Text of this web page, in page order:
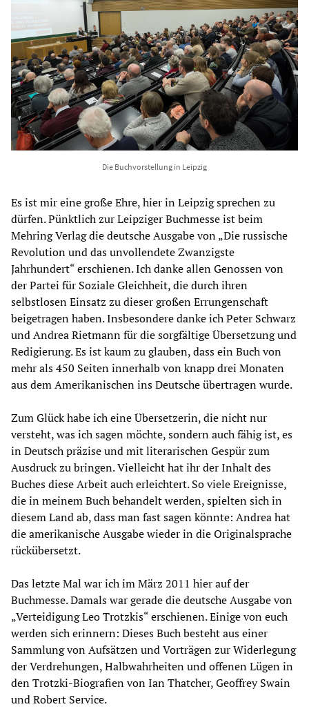
Die Buchvorstellung in Leipzig
Es ist mir eine große Ehre, hier in Leipzig sprechen zu
dürfen. Pünktlich zur Leipziger Buchmesse ist beim
Mehring Verlag die deutsche Ausgabe von „Die russische
Revolution und das unvollendete Zwanzigste
Jahrhundert“ erschienen. Ich danke allen Genossen von
der Partei für Soziale Gleichheit, die durch ihren
selbstlosen Einsatz zu dieser großen Errungenschaft
beigetragen haben. Insbesondere danke ich Peter Schwarz
und Andrea Rietmann für die sorgfältige Übersetzung und
Redigierung. Es ist kaum zu glauben, dass ein Buch von
mehr als 450 Seiten innerhalb von knapp drei Monaten
aus dem Amerikanischen ins Deutsche übertragen wurde.
Zum Glück habe ich eine Übersetzerin, die nicht nur
versteht, was ich sagen möchte, sondern auch fähig ist, es
in Deutsch präzise und mit literarischen Gespür zum
Ausdruck zu bringen. Vielleicht hat ihr der Inhalt des
Buches diese Arbeit auch erleichtert. So viele Ereignisse,
die in meinem Buch behandelt werden, spielten sich in
diesem Land ab, dass man fast sagen könnte: Andrea hat
die amerikanische Ausgabe wieder in die Originalsprache
rückübersetzt.
Das letzte Mal war ich im März 2011 hier auf der
Buchmesse. Damals war gerade die deutsche Ausgabe von
„Verteidigung Leo Trotzkis“ erschienen. Einige von euch
werden sich erinnern: Dieses Buch besteht aus einer
Sammlung von Aufsätzen und Vorträgen zur Widerlegung
der Verdrehungen, Halbwahrheiten und offenen Lügen in
den Trotzki-Biografien von Ian Thatcher, Geoffrey Swain
und Robert Service.